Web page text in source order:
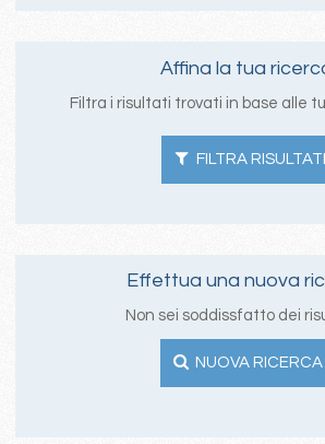
Affina la tua
Filtra i risultati trovati in base alle
FILTRA RISULTATI
Effettua una nuova
Non sei soddissfatto dei
NUOVA RICERCA